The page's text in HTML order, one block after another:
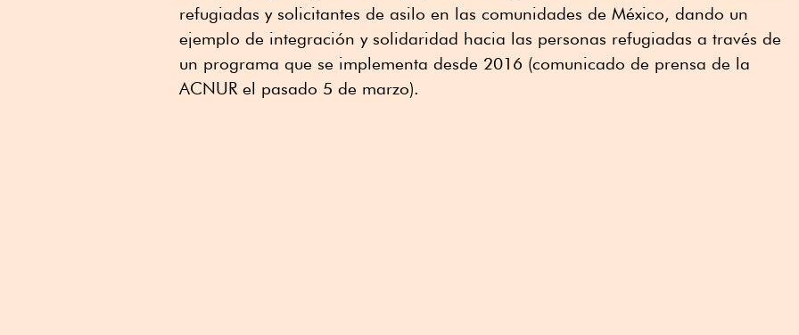
refugiadas y solicitantes de asilo en las comunidades de México, dando un
ejemplo de integración y solidaridad hacia las personas refugiadas a través de
un programa que se implementa desde 2016 (comunicado de prensa de la
ACNUR el pasado 5 de marzo).